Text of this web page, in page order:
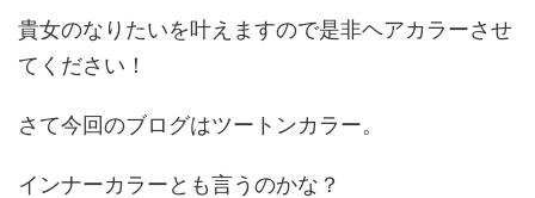
貴女のなりたいを叶えますので是非ヘアカラーさせ
てください！
さて今回のブログはツートンカラー。
インナーカラーとも言うのかな？